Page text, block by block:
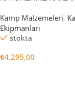
Kamp Malzemeleri,
Ekipmanları
stokta
₺4.295,00